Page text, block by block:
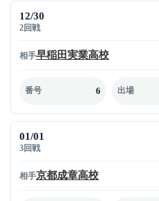
12/30
2回戦
相手早稲田実業高校
番号 6 出場
01/01
3回戦
相手京都成章高校